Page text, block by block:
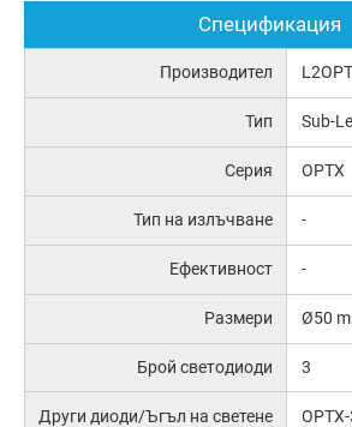
Спецификация
Производител
Тип Sub-
Серия OPTX
Тип на излъчване -
Ефективност -
Размери Ø50
Брой светодиоди 3
Други диоди/Ъгъл на светене